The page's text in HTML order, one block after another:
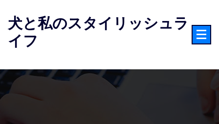
ス
ッ
犬と私のスタイリッシュラ
イフ